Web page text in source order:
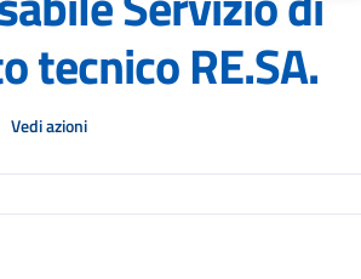
tecnico RE.SA.
Vedi azioni